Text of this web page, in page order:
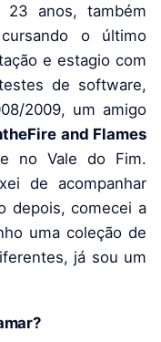
23 anos, também
o último
e estagio com
de software,
2009, um amigo
and Flames
no Vale do Fim.
de acompanhar
depois, comecei a
uma coleção de
já sou um